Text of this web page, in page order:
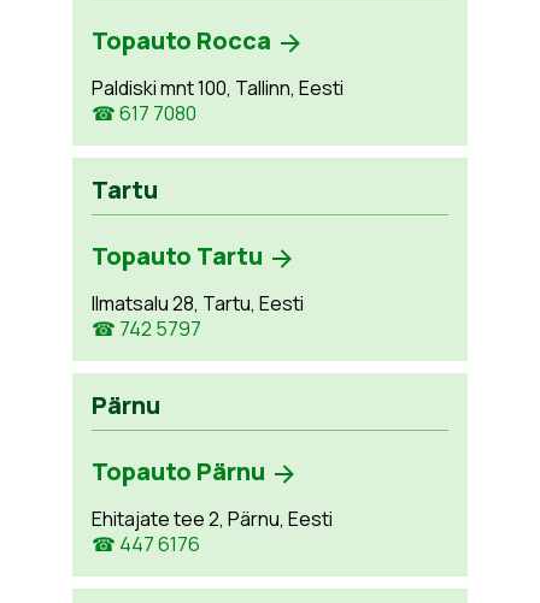
Topauto Rocca
Paldiski mnt 100, Tallinn, Eesti
☎ 617 7080
Tartu
Topauto Tartu
Ilmatsalu 28, Tartu, Eesti
☎ 742 5797
Pärnu
Topauto Pärnu
Ehitajate tee 2, Pärnu, Eesti
☎ 447 6176